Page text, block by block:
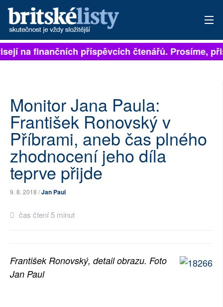
PŘIHLÁSIT
ARCHIV
ROZHOVORY
TÉMATA
NEJČTENĚJŠÍ ZA 7 DNÍ
AUTOŘI
PŘÍSPĚVKY NA PROVOZ
RUBRIKY
na finančních příspěvcích čtenářů. Prosíme,
Monitor Jana Paula:
František Ronovský v
Příbrami, aneb čas plného
zhodnocení jeho díla
teprve přijde
9. 8. 2018 /Jan Paul
čas čtení 5 minut
František Ronovský, detail obrazu. Foto
Jan Paul